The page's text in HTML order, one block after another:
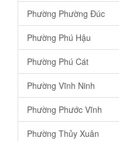
Phường Phường Đúc
Phường Phú Hậu
Phường Phú Cát
Phường Vĩnh Ninh
Phường Phước Vĩnh
Phường Thủy Xuân